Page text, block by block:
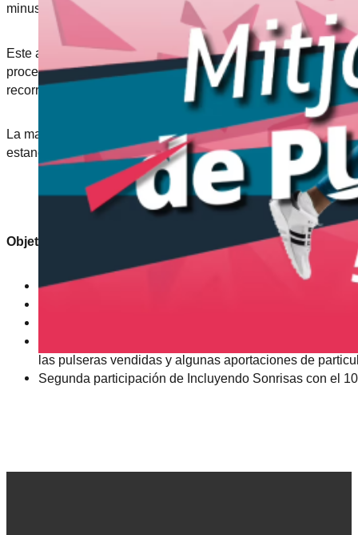
minusvalía, problemática… pueda vivir de la experiencia y
Este año 2024 participa la Fundación Polseres Candela,
proceso de cáncer infantil (los que están en tratamiento me
recorrido de 6km, medio caminando y medio corriente.
La madrina de este proyecto es Candela, que da nombre al
estancia que estuvo en Sant Joan de Déu, dedicó parte de
Objetivos cumplidos:
Inclusividad y participación como cualquier otra
las pulseras vendidas y algunas aportaciones de
Segunda participación de Incluyendo Sonrisas con el